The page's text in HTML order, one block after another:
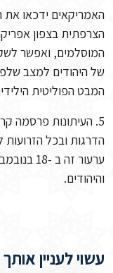
האמריקאים ידכאו את
הצרפתית בצפון
המוסלמים, ואפשר
של היהודים למצב
המבט הפוליטית
5. העיתונות פרסמה
הדרגות ובכל
ערעור
והיהודים.
עשוי לעניין